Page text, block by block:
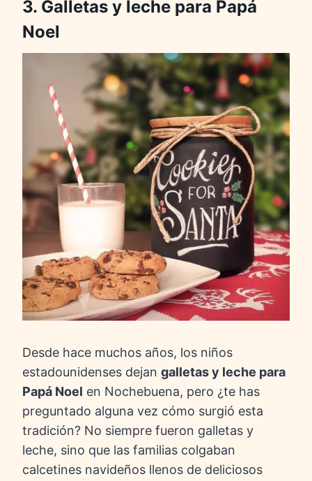
3. Galletas y leche para Papá
Noel
Desde hace muchos años, los niños
estadounidenses dejan galletas y leche para
Papá Noel en Nochebuena, pero ¿te has
preguntado alguna vez cómo surgió esta
tradición? No siempre fueron galletas y
leche, sino que las familias colgaban
calcetines navideños llenos de deliciosos